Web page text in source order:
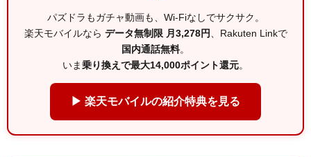
パズドラもガチャ動画も、Wi-Fiなしでサクサク。
楽天モバイルなら データ無制限 月3,278円 、Rakuten Linkで
国内通話無料。
いま乗り換えで最大14,000ポイント還元。
▶ 楽天モバイルの紹介特典を見る